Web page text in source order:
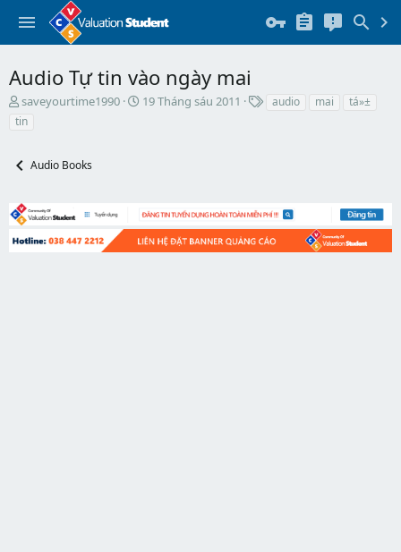
Audio Tự tin vào ngày mai
T
h
a
t
a
r
saveyourtime1990
N
đ
ầ
u
19 Tháng sáu 2011 audio mai
tá»±
tin
Audio Books